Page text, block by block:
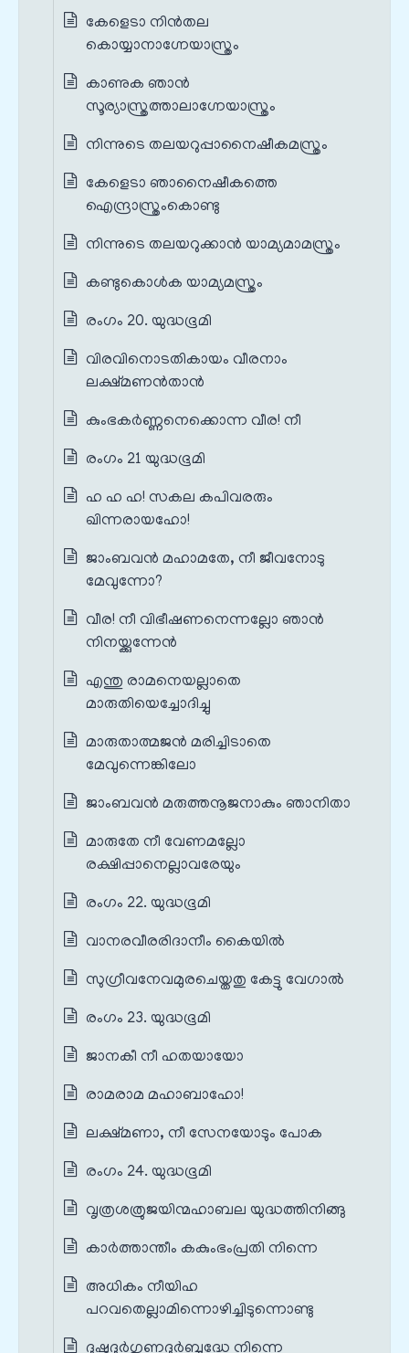
കേളെടാ നിൻതല
കൊയ്യാനാഗ്നേയാസ്ത്രം
കാണുക ഞാൻ
സൂര്യാസ്ത്രത്താലാഗ്നേയാസ്ത്രം
നിന്നുടെ തലയറുപ്പാനൈഷീകമസ്ത്രം
കേളെടാ ഞാനൈഷീകത്തെ
ഐന്ദ്രാസ്ത്രംകൊണ്ടു
നിന്നുടെ തലയറുക്കാൻ യാമ്യമാമസ്ത്രം
കണ്ടുകൊൾക യാമ്യമസ്ത്രം
രംഗം 20. യുദ്ധഭൂമി
വിരവിനൊടതികായം വീരനാം
ലക്ഷ്മണൻതാൻ
കുംഭകർണ്ണനെക്കൊന്ന വീര! നീ
രംഗം 21 യുദ്ധഭൂമി
ഹ ഹ ഹ! സകല കപിവരരും
ഖിന്നരായഹോ!
ജാംബവൻ മഹാമതേ, നീ ജീവനോടു
മേവുന്നോ?
വീര! നീ വിഭീഷണനെന്നല്ലോ ഞാൻ
നിനയ്ക്കുന്നേൻ
എന്തു രാമനെയല്ലാതെ
മാരുതിയെച്ചോദിച്ചു
മാരുതാത്മജൻ മരിച്ചിടാതെ
മേവുന്നെങ്കിലോ
ജാംബവൻ മരുത്തനൂജനാകും ഞാനിതാ
മാരുതേ നീ വേണമല്ലോ
രക്ഷിപ്പാനെല്ലാവരേയും
രംഗം 22. യുദ്ധഭൂമി
വാനരവീരരിദാനീം കൈയിൽ
സുഗ്രീവനേവമുരചെയ്തതു കേട്ടു വേഗാൽ
രംഗം 23. യുദ്ധഭൂമി
ജാനകീ നീ ഹതയായോ
രാമരാമ മഹാബാഹോ!
ലക്ഷ്മണാ, നീ സേനയോടും പോക
രംഗം 24. യുദ്ധഭൂമി
വൃത്രശത്രുജയിന്മഹാബല യുദ്ധത്തിനിങ്ങു
കാർത്താന്തീം കകുംഭംപ്രതി നിന്നെ
അധികം നീയിഹ
പറവതെല്ലാമിന്നൊഴിച്ചിടുന്നൊണ്ടു
ദുഷ്ടദുർഗുണദുർബുദ്ധേ നിന്നെ